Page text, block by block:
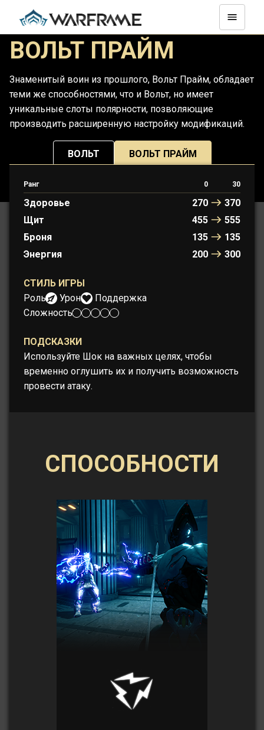
ВОЛЬТ ПРАЙМ
Знаменитый воин из прошлого, Вольт Прайм, обладает
теми же способностями, что и Вольт, но имеет
уникальные слоты полярности, позволяющие
производить расширенную настройку модификаций.
ВОЛЬТ ВОЛЬТ ПРАЙМ
ПРОТОФРЕЙМ: АМИР
Ранг 0 30
Здоровье 270
370
Щит
455
555
Броня
135
135
Энергия
200 300
СТИЛЬ ИГРЫ
Роль:
Урон
Поддержка
Сложность:
ПОДСКАЗКИ
Используйте Шок на важных целях, чтобы
временно оглушить их и получить возможность
провести атаку.
СПОСОБНОСТИ